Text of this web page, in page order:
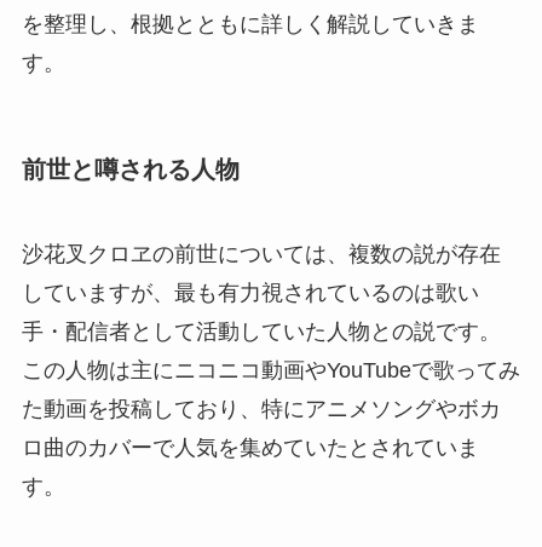
を整理し、根拠とともに詳しく解説していきま
す。
前世と噂される人物
沙花叉クロヱの前世については、複数の説が存在
していますが、最も有力視されているのは歌い
手・配信者として活動していた人物との説です。
この人物は主にニコニコ動画やYouTubeで歌ってみ
た動画を投稿しており、特にアニメソングやボカ
ロ曲のカバーで人気を集めていたとされていま
す。